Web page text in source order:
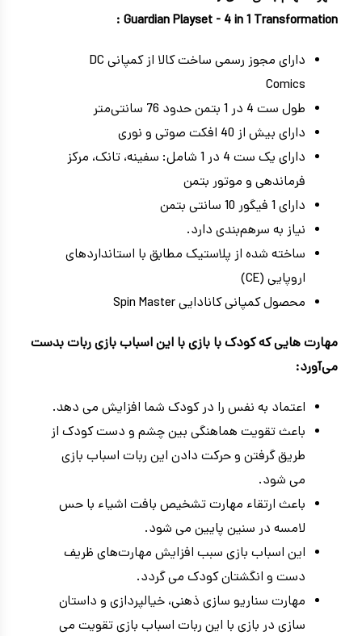
Guardian Playset - 4 in 1 Transformation :
دارای مجوز رسمی ساخت کالا از کمپانی DC
Comics
طول ست 4 در 1 بتمن حدود 76 سانتی‌متر
دارای بیش از 40 افکت صوتی و نوری
دارای یک ست 4 در 1 شامل: سفینه، تانک، مرکز
فرماندهی و موتور بتمن
دارای 1 فیگور 10 سانتی بتمن
نیاز به سرهم‌بندی دارد.
ساخته شده از پلاستیک مطابق با استانداردهای
اروپایی (CE)
محصول کمپانی کانادایی Spin Master
مهارت‌ هایی که کودک با بازی با این اسباب بازی ربات بدست
می‌آورد:
اعتماد به نفس را در کودک شما افزایش می دهد.
باعث تقویت هماهنگی بین چشم و دست کودک از
طریق گرفتن و حرکت دادن این ربات اسباب بازی
می شود.
باعث ارتقاء مهارت تشخیص بافت اشیاء با حس
لامسه در سنین پایین می شود.
این اسباب بازی سبب افزایش مهارت‌های ظریف
دست و انگشتان کودک می گردد.
مهارت سناریو سازی ذهنی، خیالپردازی و داستان
سازی در بازی با این ربات اسباب بازی تقویت می